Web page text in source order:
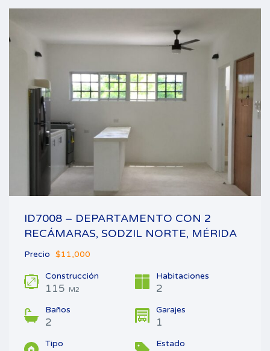
ID7008 – DEPARTAMENTO CON 2
RECÁMARAS, SODZIL NORTE, MÉRIDA
Precio $11,000
Construcción
115 M2
Habitaciones
2
Baños
2
Garajes
1
Tipo Estado